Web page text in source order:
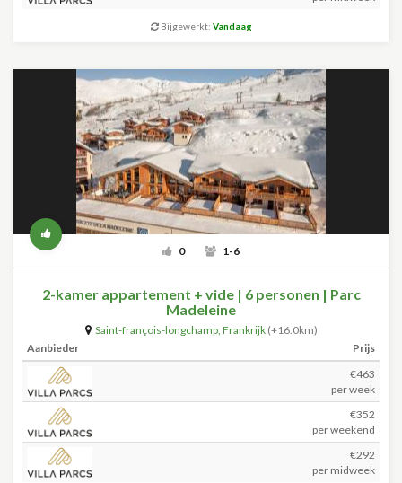
Bijgewerkt: Vandaag
0 1-6
2-kamer appartement + vide | 6 personen | Parc
Madeleine
Saint-françois-longchamp, Frankrijk (+16.0km)
Aanbieder
Prijs
€463
per week
€352
per weekend
€292
per midweek